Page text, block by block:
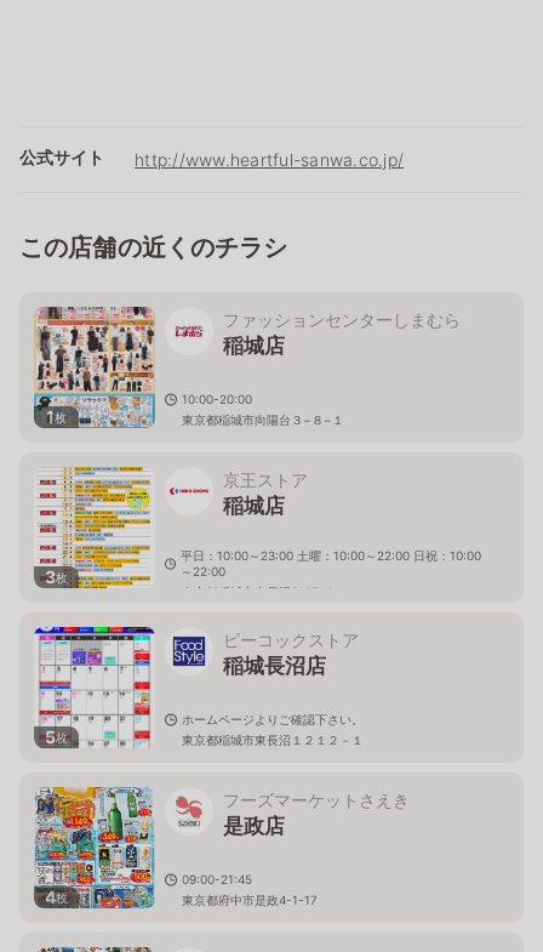
公式サイト http://www.heartful-sanwa.co.jp/
この店舗の近くのチラシ
1枚
ファッションセンターしまむら
稲城店
10:00-20:00
東京都稲城市向陽台３−８−１
3枚
京王ストア
稲城店
平日：10:00～23:00 土曜：10:00～22:00 日祝：10:00
～22:00
東京都稲城市東長沼3107-4
5枚
ピーコックストア
稲城長沼店
ホームページよりご確認下さい。
東京都稲城市東長沼１２１２－１
4枚
フーズマーケットさえき
是政店
09:00-21:45
東京都府中市是政4-1-17